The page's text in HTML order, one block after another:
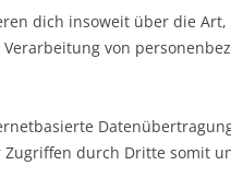
dich insoweit über die
von
durch Dritte somit